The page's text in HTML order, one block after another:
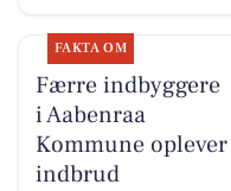
FAKTA OM
Færre indbyggere
i Aabenraa
Kommune oplever
indbrud